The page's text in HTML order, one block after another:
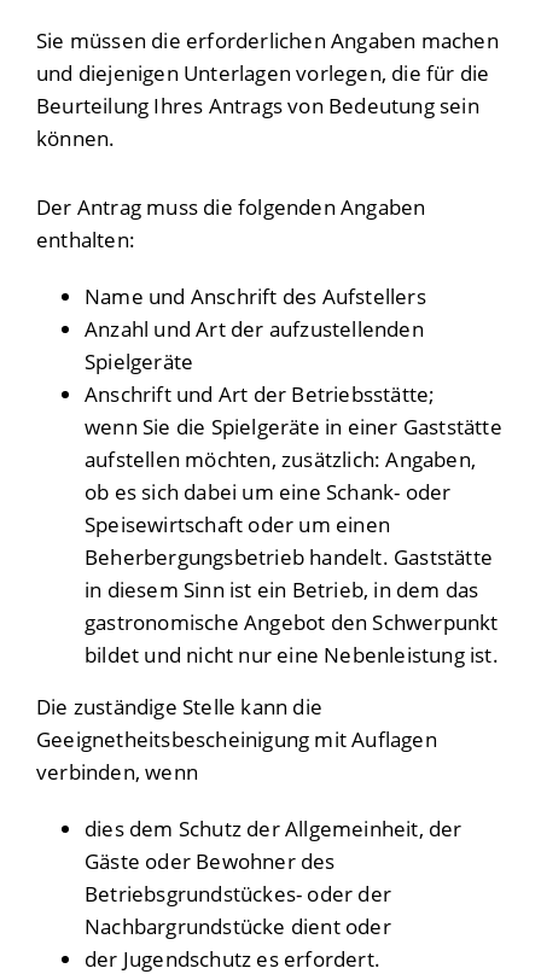
Sie müssen die erforderlichen Angaben machen
und diejenigen Unterlagen vorlegen, die für die
Beurteilung Ihres Antrags von Bedeutung sein
können.
Der Antrag muss die folgenden Angaben
enthalten:
Name und Anschrift des Aufstellers
Anzahl und Art der aufzustellenden
Spielgeräte
Anschrift und Art der Betriebsstätte;
wenn Sie die Spielgeräte in einer Gaststätte
aufstellen möchten, zusätzlich: Angaben,
ob es sich dabei um eine Schank- oder
Speisewirtschaft oder um einen
Beherbergungsbetrieb handelt. Gaststätte
in diesem Sinn ist ein Betrieb, in dem das
gastronomische Angebot den Schwerpunkt
bildet und nicht nur eine Nebenleistung ist.
Die zuständige Stelle kann die
Geeignetheitsbescheinigung mit Auflagen
verbinden, wenn
dies dem Schutz der Allgemeinheit, der
Gäste oder Bewohner des
Betriebsgrundstückes- oder der
Nachbargrundstücke dient oder
der Jugendschutz es erfordert.